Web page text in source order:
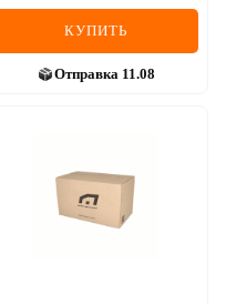
КУПИТЬ
Отправка 11.08